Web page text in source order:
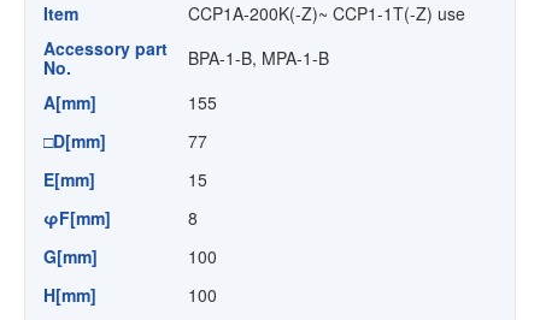
Item
CCP1A-200K(-Z)~ CCP1-1T(-Z) use
Accessory part
No.
BPA-1-B, MPA-1-B
A[mm]
155
□D[mm]
77
E[mm]
15
φF[mm]
8
G[mm]
100
H[mm]
100